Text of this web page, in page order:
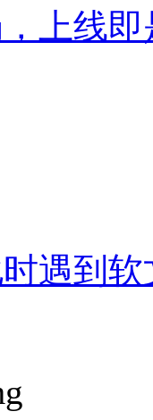
上线
遇到